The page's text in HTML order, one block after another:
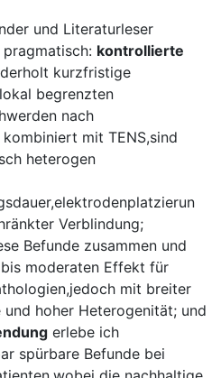
und Literaturleser
kontrollierte
kurzfristige
begrenzten
nach
⁤mit TENS,sind
heterogen
Verblindung;
Befunde ⁢zusammen⁢ und
moderaten Effekt für
mit breiter
hoher Heterogenität; und
erlebe ich
spürbare Befunde bei